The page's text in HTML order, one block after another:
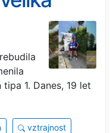
s
1. Danes, 19 let
vztrajnost